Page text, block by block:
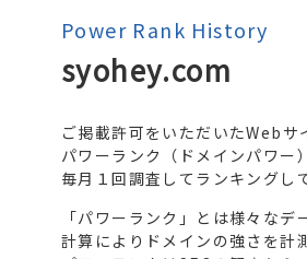
Power Rank History
syohey.com
ご掲載許可をいただいたWebサ
パワーランク（ドメインパワー
毎月１回調査してランキングし
「パワーランク」とは様々なデ
計算によりドメインの強さを計